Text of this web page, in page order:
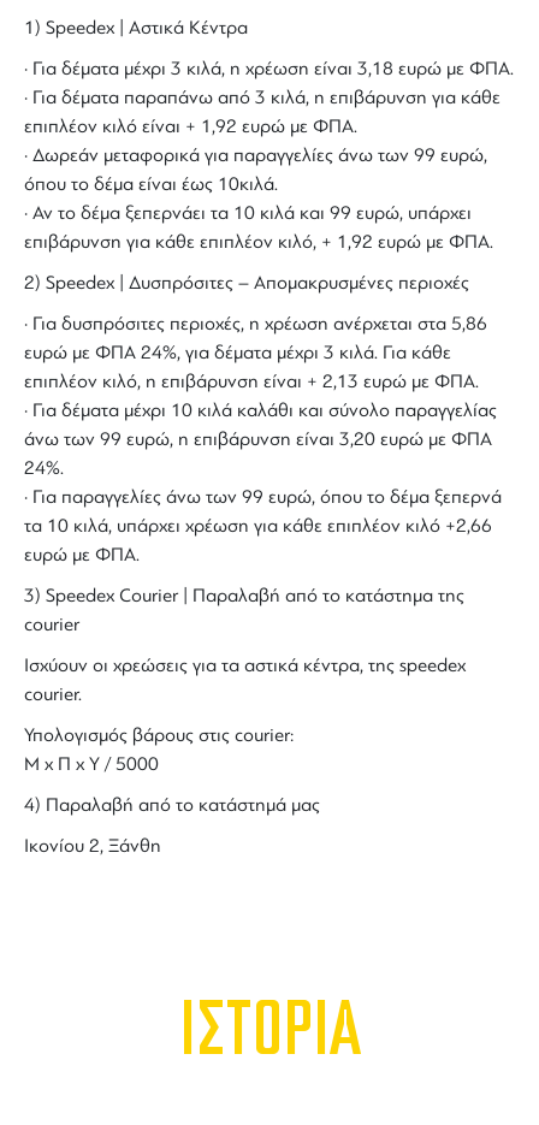
1) Speedex | Αστικά Κέντρα
· Για δέματα μέχρι 3 κιλά, η χρέωση είναι 3,18 ευρώ με ΦΠΑ.
· Για δέματα παραπάνω από 3 κιλά, η επιβάρυνση για κάθε
επιπλέον κιλό είναι + 1,92 ευρώ με ΦΠΑ.
· Δωρεάν μεταφορικά για παραγγελίες άνω των 99 ευρώ,
όπου το δέμα είναι έως 10κιλά.
· Αν το δέμα ξεπερνάει τα 10 κιλά και 99 ευρώ, υπάρχει
επιβάρυνση για κάθε επιπλέον κιλό, + 1,92 ευρώ με ΦΠΑ.
2) Speedex | Δυσπρόσιτες – Απομακρυσμένες περιοχές
· Για δυσπρόσιτες περιοχές, η χρέωση ανέρχεται στα 5,86
ευρώ με ΦΠΑ 24%, για δέματα μέχρι 3 κιλά. Για κάθε
επιπλέον κιλό, η επιβάρυνση είναι + 2,13 ευρώ με ΦΠΑ.
· Για δέματα μέχρι 10 κιλά καλάθι και σύνολο παραγγελίας
άνω των 99 ευρώ, η επιβάρυνση είναι 3,20 ευρώ με ΦΠΑ
24%.
· Για παραγγελίες άνω των 99 ευρώ, όπου το δέμα ξεπερνά
τα 10 κιλά, υπάρχει χρέωση για κάθε επιπλέον κιλό +2,66
ευρώ με ΦΠΑ.
3) Speedex Courier | Παραλαβή από το κατάστημα της
courier
Ισχύουν οι χρεώσεις για τα αστικά κέντρα, της speedex
courier.
Υπολογισμός βάρους στις courier:
Μ x Π x Y / 5000
4) Παραλαβή από το κατάστημά μας
Ικονίου 2, Ξάνθη
ΙΣΤΟΡΙΑ